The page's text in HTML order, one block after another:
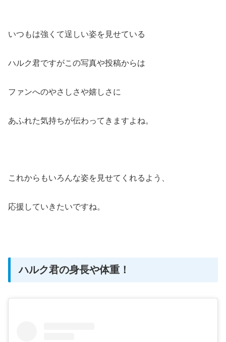
いつもは強くて逞しい姿を見せている
ハルク君ですがこの写真や投稿からは
ファンへのやさしさや嬉しさに
あふれた気持ちが伝わってきますよね。
これからもいろんな姿を見せてくれるよう、
応援していきたいですね。
ハルク君の身長や体重！